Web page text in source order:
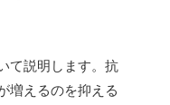
て説明します。抗
増えるのを抑える